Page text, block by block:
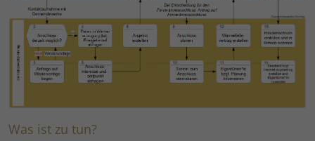
Was ist zu tun?